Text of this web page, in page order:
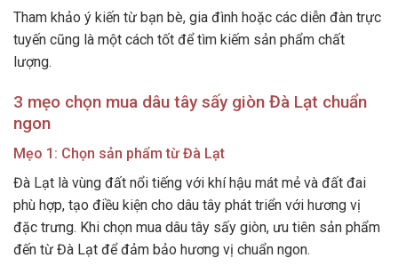
Tham khảo ý kiến từ bạn bè, gia đình hoặc các diễn đàn trực
tuyến cũng là một cách tốt để tìm kiếm sản phẩm chất
lượng.
3 mẹo chọn mua dâu tây sấy giòn Đà Lạt chuẩn
ngon
Mẹo 1: Chọn sản phẩm từ Đà Lạt
Đà Lạt là vùng đất nổi tiếng với khí hậu mát mẻ và đất đai
phù hợp, tạo điều kiện cho dâu tây phát triển với hương vị
đặc trưng. Khi chọn mua dâu tây sấy giòn, ưu tiên sản phẩm
đến từ Đà Lạt để đảm bảo hương vị chuẩn ngon.